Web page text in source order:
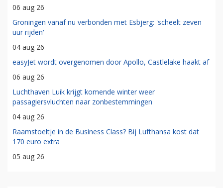
06 aug 26
Groningen vanaf nu verbonden met Esbjerg: 'scheelt zeven
uur rijden'
04 aug 26
easyJet wordt overgenomen door Apollo, Castlelake haakt af
06 aug 26
Luchthaven Luik krijgt komende winter weer
passagiersvluchten naar zonbestemmingen
04 aug 26
Raamstoeltje in de Business Class? Bij Lufthansa kost dat
170 euro extra
05 aug 26